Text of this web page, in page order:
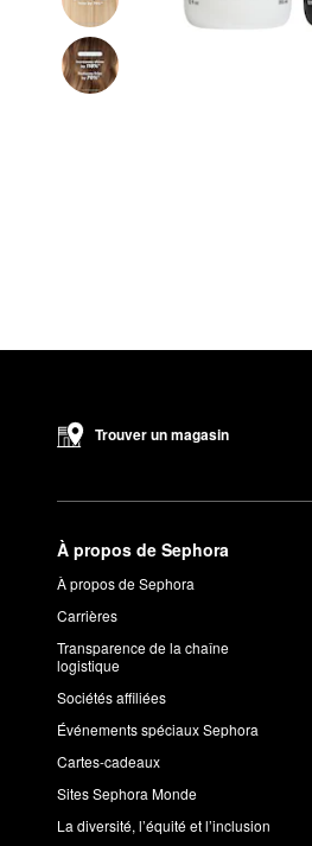
Trouver un magasin
À propos de Sephora
À propos de Sephora
Carrières
Transparence de la chaîne
logistique
Sociétés affiliées
Événements spéciaux Sephora
Cartes-cadeaux
Sites Sephora Monde
La diversité, l’équité et l’inclusion